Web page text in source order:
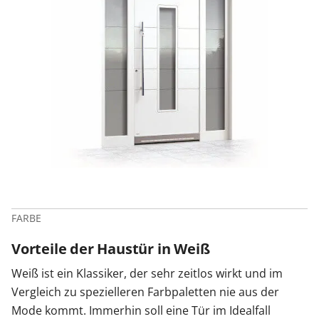
FARBE
Vorteile der Haustür in Weiß
Weiß ist ein Klassiker, der sehr zeitlos wirkt und im
Vergleich zu spezielleren Farbpaletten nie aus der
Mode kommt. Immerhin soll eine Tür im Idealfall